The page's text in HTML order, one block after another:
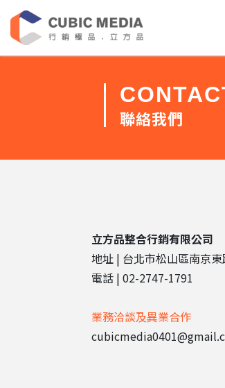
聯絡我們
立方品整合行銷有限公司
地址 | 台北市松山區南京
電話 | 02-2747-1791
業務洽談及異業合作